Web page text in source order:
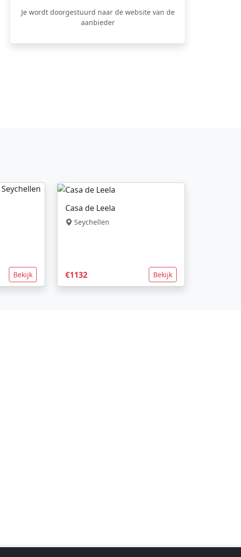
Je wordt doorgestuurd naar de website van de
aanbieder
Bekijk
Casa de Leela
Seychellen
€1132 Bekijk